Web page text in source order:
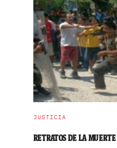
JUSTICIA
RETRATOS DE LA MUERTE